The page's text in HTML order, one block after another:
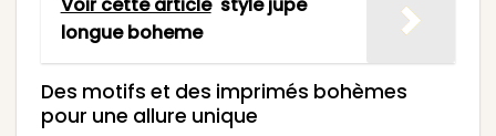
Voir cette article style jupe
longue boheme
Des motifs et des imprimés bohèmes
pour une allure unique